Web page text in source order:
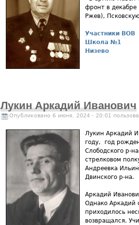
фронт в декабре
Ржев),
Участники ВОВ
Школа №1
Низево
Лукин Аркадий Иванович
Опубликовано 6 июня, 2024 - 20:01
Лукин Аркадий
году, год
Слободского р-
стрелковом
Андреевка
Двинского р-на.
Аркадий
Однако Аркадий
приходилось
возвращался.